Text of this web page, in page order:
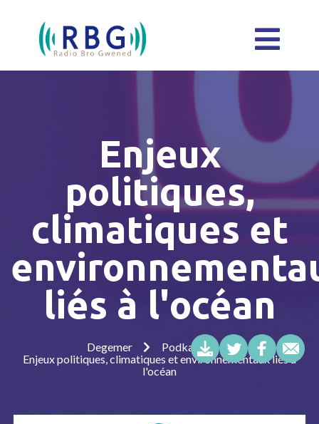
Enjeux
politiques,
climatiques et
liés à l'océan
Degemer
Podkastoù
Enjeux politiques, climatiques et environnementaux liés à
l'océan